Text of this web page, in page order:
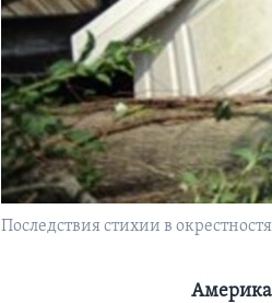
Последствия стихии в